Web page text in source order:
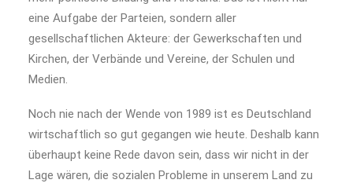
eine Aufgabe der Parteien, sondern aller
gesellschaftlichen Akteure: der Gewerkschaften und
Kirchen, der Verbände und Vereine, der Schulen und
Medien.
Noch nie nach der Wende von 1989 ist es Deutschland
wirtschaftlich so gut gegangen wie heute. Deshalb kann
überhaupt keine Rede davon sein, dass wir nicht in der
Lage wären, die sozialen Probleme in unserem Land zu